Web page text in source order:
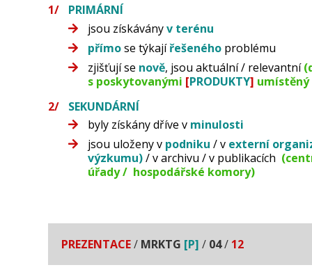
PRIMÁRNÍ
jsou získáványv terénu
přímose týkajířešeného problému
zjišťují se nově, jsou aktuální / relevantní
s poskytovanými [PRODUKTY]
SEKUNDÁRNÍ
byly získány dříve v minulosti
jsou uloženy v podniku / v externí
výzkumu)/ v archivu / v publikacích
úřady / hospodářské komory)
PREZENTACE/ MRKTG [P] / 04/ 12